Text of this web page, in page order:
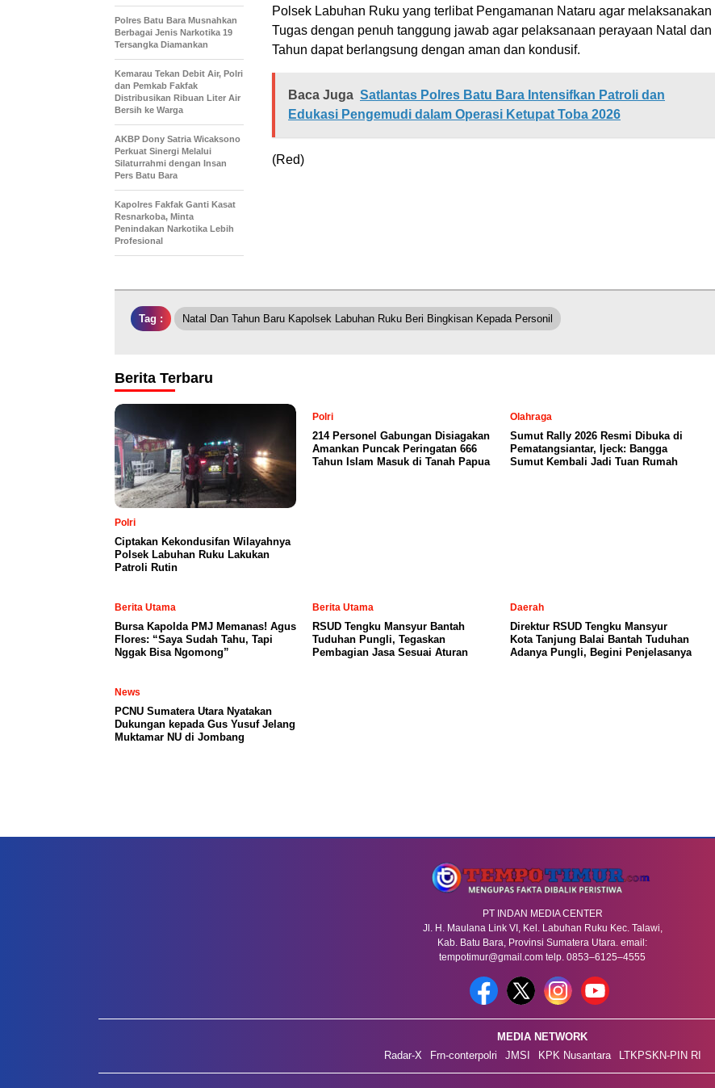
Polsek Labuhan Ruku yang terlibat Pengamanan Nataru agar melaksanakan
Tugas dengan penuh tanggung jawab agar pelaksanaan perayaan Natal dan
Tahun dapat berlangsung dengan aman dan kondusif.
Baca Juga Satlantas Polres Batu Bara Intensifkan Patroli dan
Edukasi Pengemudi dalam Operasi Ketupat Toba 2026
(Red)
Polres Batu Bara Musnahkan
Berbagai Jenis Narkotika 19
Tersangka Diamankan
Kemarau Tekan Debit Air, Polri
dan Pemkab Fakfak
Distribusikan Ribuan Liter Air
Bersih ke Warga
AKBP Dony Satria Wicaksono
Perkuat Sinergi Melalui
Silaturrahmi dengan Insan
Pers Batu Bara
Kapolres Fakfak Ganti Kasat
Resnarkoba, Minta
Penindakan Narkotika Lebih
Profesional
Tag : Natal Dan Tahun Baru Kapolsek Labuhan Ruku Beri Bingkisan Kepada Personil
Berita Terbaru
Polri
Ciptakan Kekondusifan Wilayahnya
Polsek Labuhan Ruku Lakukan
Patroli Rutin
Polri
214 Personel Gabungan Disiagakan
Amankan Puncak Peringatan 666
Tahun Islam Masuk di Tanah Papua
Olahraga
Sumut Rally 2026 Resmi Dibuka di
Pematangsiantar, Ijeck: Bangga
Sumut Kembali Jadi Tuan Rumah
Berita Utama
Bursa Kapolda PMJ Memanas! Agus
Flores: “Saya Sudah Tahu, Tapi
Nggak Bisa Ngomong”
Berita Utama
RSUD Tengku Mansyur Bantah
Tuduhan Pungli, Tegaskan
Pembagian Jasa Sesuai Aturan
Daerah
Direktur RSUD Tengku Mansyur
Kota Tanjung Balai Bantah Tuduhan
Adanya Pungli, Begini Penjelasanya
News
PCNU Sumatera Utara Nyatakan
Dukungan kepada Gus Yusuf Jelang
Muktamar NU di Jombang
PT INDAN MEDIA CENTER
Jl. H. Maulana Link VI, Kel. Labuhan Ruku Kec. Talawi,
Kab. Batu Bara, Provinsi Sumatera Utara. email:
tempotimur@gmail.com telp. 0853–6125–4555
MEDIA NETWORK
Radar-X
Frn-conterpolri JMSI KPK Nusantara LTKPSKN-PIN RI